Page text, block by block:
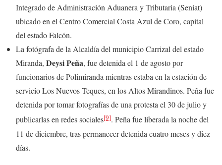
Integrado de Administración Aduanera y Tributaria (Seniat)
ubicado en el Centro Comercial Costa Azul de Coro, capital
del estado Falcón.
La fotógrafa de la Alcaldía del municipio Carrizal del estado
Miranda, Deysi Peña, fue detenida el 1 de agosto por
funcionarios de Polimiranda mientras estaba en la estación de
servicio Los Nuevos Teques, en los Altos Mirandinos. Peña fue
detenida por tomar fotografías de una protesta el 30 de julio y
publicarlas en redes sociales[9]. Peña fue liberada la noche del
11 de diciembre, tras permanecer detenida cuatro meses y diez
días.